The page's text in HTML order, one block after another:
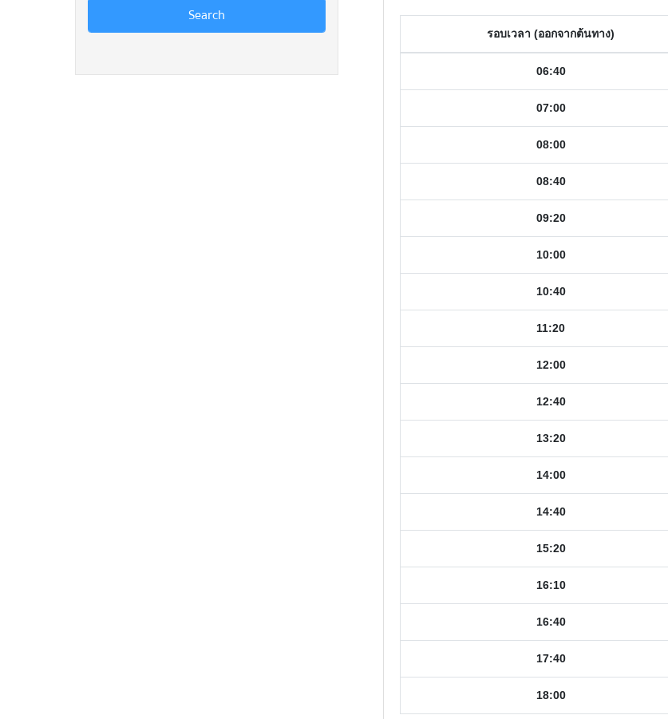
รอบเวลา (ออกจากต้นทาง)
06:40
07:00
08:00
08:40
09:20
10:00
10:40
11:20
12:00
12:40
13:20
14:00
14:40
15:20
16:10
16:40
17:40
18:00